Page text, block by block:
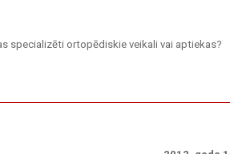
specializēti ortopēdiskie veikali vai aptiekas?